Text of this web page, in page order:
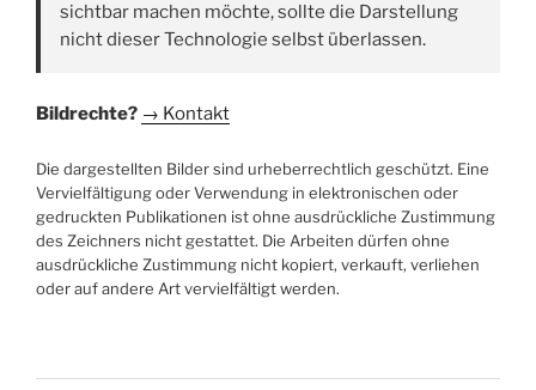
sichtbar machen möchte, sollte die Darstellung
nicht dieser Technologie selbst überlassen.
Bildrechte? → Kontakt
Die dargestellten Bilder sind urheberrechtlich geschützt. Eine
Vervielfältigung oder Verwendung in elektronischen oder
gedruckten Publikationen ist ohne ausdrückliche Zustimmung
des Zeichners nicht gestattet. Die Arbeiten dürfen ohne
ausdrückliche Zustimmung nicht kopiert, verkauft, verliehen
oder auf andere Art vervielfältigt werden.